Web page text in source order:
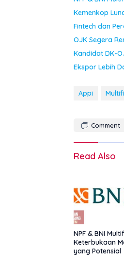
Kemenkop
Fintech dan
OJK Segera
Kandidat DK-
Ekspor Lebih
Appi
Comment
Read Also
NPF & BNI
Keterbukaan
yang Potensial